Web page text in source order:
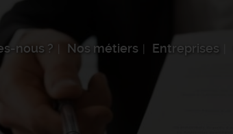
nous ? Nos métiers Entreprises